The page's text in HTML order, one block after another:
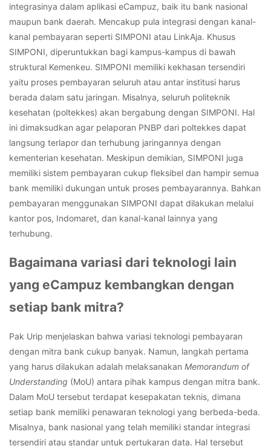
integrasinya dalam aplikasi eCampuz, baik itu bank nasional
maupun bank daerah. Mencakup pula integrasi dengan kanal-
kanal pembayaran seperti SIMPONI atau LinkAja. Khusus
SIMPONI, diperuntukkan bagi kampus-kampus di bawah
struktural Kemenkeu. SIMPONI memiliki kekhasan tersendiri
yaitu proses pembayaran seluruh atau antar institusi harus
berada dalam satu jaringan. Misalnya, seluruh politeknik
kesehatan (poltekkes) akan bergabung dengan SIMPONI. Hal
ini dimaksudkan agar pelaporan PNBP dari poltekkes dapat
langsung terlapor dan terhubung jaringannya dengan
kementerian kesehatan. Meskipun demikian, SIMPONI juga
memiliki sistem pembayaran cukup fleksibel dan hampir semua
bank memiliki dukungan untuk proses pembayarannya. Bahkan
pembayaran menggunakan SIMPONI dapat dilakukan melalui
kantor pos, Indomaret, dan kanal-kanal lainnya yang
terhubung.
Bagaimana variasi dari teknologi lain
yang eCampuz kembangkan dengan
setiap bank mitra?
Pak Urip menjelaskan bahwa variasi teknologi pembayaran
dengan mitra bank cukup banyak. Namun, langkah pertama
yang harus dilakukan adalah melaksanakan Memorandum of
Understanding (MoU) antara pihak kampus dengan mitra bank.
Dalam MoU tersebut terdapat kesepakatan teknis, dimana
setiap bank memiliki penawaran teknologi yang berbeda-beda.
Misalnya, bank nasional yang telah memiliki standar integrasi
tersendiri atau standar untuk pertukaran data. Hal tersebut